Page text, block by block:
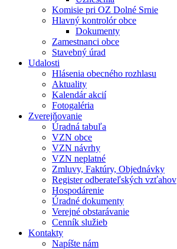
Komisie pri OZ Dolné Srnie
Hlavný kontrolór obce
Dokumenty
Zamestnanci obce
Stavebný úrad
Udalosti
Hlásenia obecného rozhlasu
Aktuality
Kalendár akcií
Fotogaléria
Zverejňovanie
Úradná tabuľa
VZN obce
VZN návrhy
VZN neplatné
Zmluvy, Faktúry, Objednávky
Register odberateľských vzťahov
Hospodárenie
Úradné dokumenty
Verejné obstarávanie
Cenník služieb
Kontakty
Napíšte nám